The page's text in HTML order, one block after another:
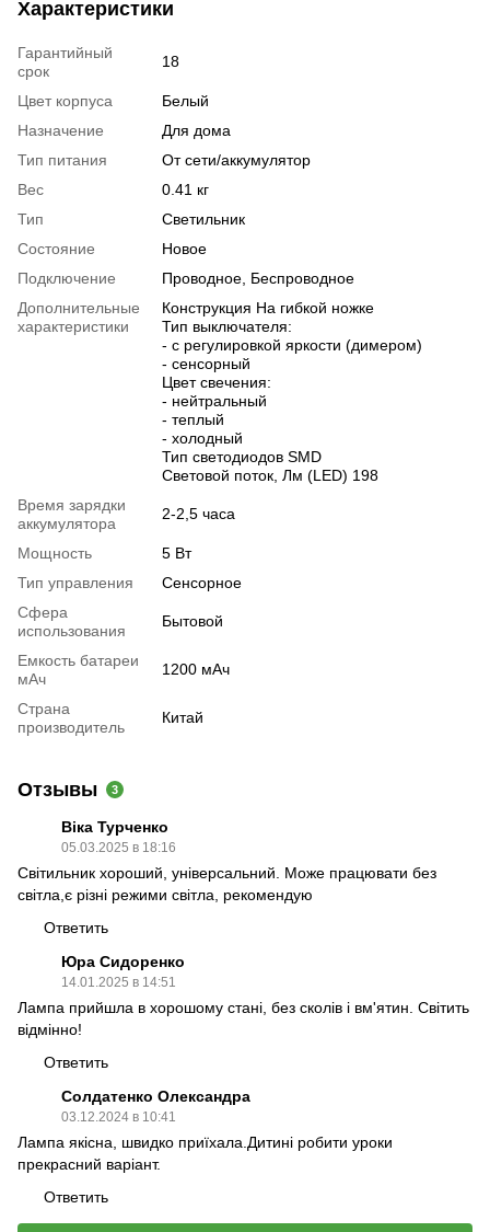
Характеристики
Гарантийный
срок
18
Цвет корпуса
Белый
Назначение
Для дома
Тип питания
От сети/аккумулятор
Вес
0.41 кг
Тип
Светильник
Состояние
Новое
Подключение
Проводное, Беспроводное
Дополнительные
характеристики
Конструкция На гибкой ножке
Тип выключателя:
- с регулировкой яркости (димером)
- сенсорный
Цвет свечения:
- нейтральный
- теплый
- холодный
Тип светодиодов SMD
Световой поток, Лм (LED) 198
Время зарядки
аккумулятора
2-2,5 часа
Мощность
5 Вт
Тип управления
Сенсорное
Сфера
использования
Бытовой
Емкость батареи
мАч
1200 мАч
Страна
производитель
Китай
Отзывы 3
Віка Турченко
05.03.2025 в 18:16
Світильник хороший, універсальний. Може працювати без
світла,є різні режими світла, рекомендую
Ответить
Юра Сидоренко
14.01.2025 в 14:51
Лампа прийшла в хорошому стані, без сколів і вм'ятин. Світить
відмінно!
Ответить
Солдатенко Олександра
03.12.2024 в 10:41
Лампа якісна, швидко приїхала.Дитині робити уроки
прекрасний варіант.
Ответить